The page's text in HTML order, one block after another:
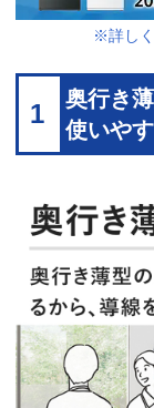
※詳しく
1
奥行き
使いやす